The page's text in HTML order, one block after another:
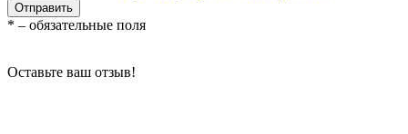
Отправить
* – обязательные поля
Оставьте ваш отзыв!